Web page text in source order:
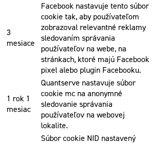
3
mesiace
Facebook nastavuje tento súbor
cookie tak, aby používateľom
zobrazoval relevantné reklamy
sledovaním správania
používateľov na webe, na
stránkach, ktoré majú Facebook
pixel alebo plugin Facebooku.
1 rok 1
mesiac
Quantserve nastavuje súbor
cookie mc na anonymné
sledovanie správania
používateľov na webovej
lokalite.
Súbor cookie NID nastavený